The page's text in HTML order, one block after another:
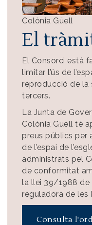
Colònia Güell
El
El Consorci està
limitar l’ús de
reproducció de la
tercers.
La Junta de
Colònia Güell té
preus públics per
de l’espai de
administrats pel
de conformitat
la llei 39/1988 de
reguladora de les
Consulta